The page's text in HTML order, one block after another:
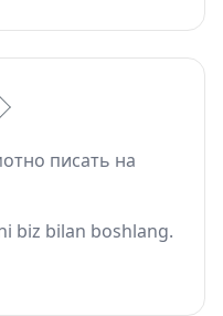
писать на
biz bilan boshlang.